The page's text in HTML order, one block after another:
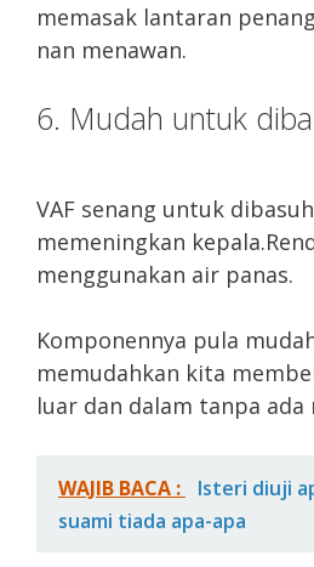
memasak lantaran
nan menawan.
6. Mudah untuk
VAF senang untuk
memeningkan
menggunakan air panas.
Komponennya pula
memudahkan kita
luar dan dalam tanpa ada
WAJIB BACA :
Isteri diuji
suami tiada apa-apa